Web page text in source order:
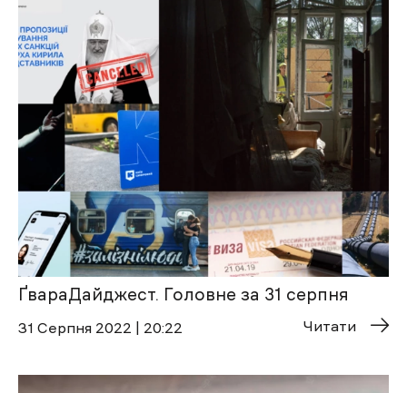
ҐвараДайджест. Головне за 31 серпня
31 Cерпня 2022 | 20:22 Читати